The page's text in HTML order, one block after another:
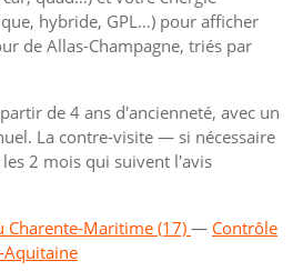
hybride, GPL…) pour afficher
de Allas-Champagne, triés par
de 4 ans d'ancienneté, avec un
La contre-visite — si nécessaire
2 mois qui suivent l'avis
Charente-Maritime (17) — Contrôle
Aquitaine